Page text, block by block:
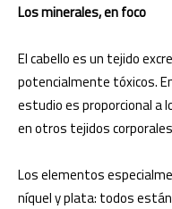
Los minerales, en foco
El cabello es un tejido
potencialmente tóxicos.
estudio es proporcional a
en otros tejidos
Los elementos
níquel y plata: todos